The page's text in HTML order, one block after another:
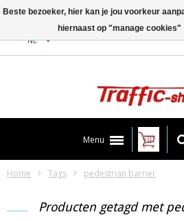
NL
Menu
Home Tags pedestrian barrier
Producten getagd met
Beste bezoeker, hier kan je jou voorkeur
hiernaast op "manage cookies"